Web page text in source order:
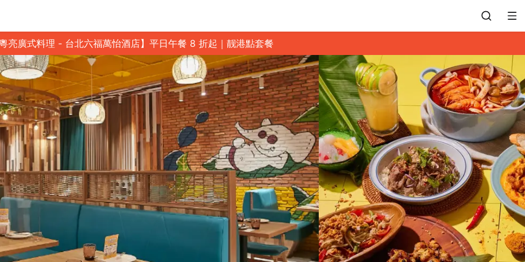
訂位紀錄
餐廳客服
常見問題
EZTABLE 禮物卡
餐廳合作
亮廣式料理 - 台北六福萬怡酒店】平日午餐 8 折起｜靓港點套餐